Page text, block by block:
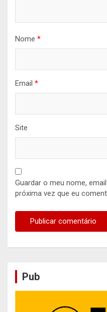
Nome *
Email *
Site
Guardar o meu nome,
próxima vez que eu
Pub